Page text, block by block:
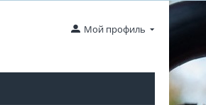
Мой профиль